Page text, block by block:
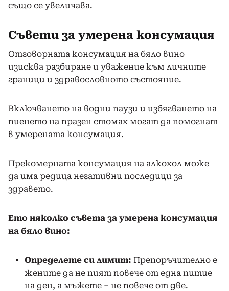
също се увеличава.
Съвети за умерена консумация
Отговорната консумация на бяло вино
изисква разбиране и уважение към личните
граници и здравословното състояние.
Включването на водни паузи и избягването на
пиенето на празен стомах могат да помогнат
в умерената консумация.
Прекомерната консумация на алкохол може
да има редица негативни последици за
здравето.
Ето няколко съвета за умерена консумация
на бяло вино:
Определете си лимит: Препоръчително е
жените да не пият повече от една питие
на ден, а мъжете – не повече от две.